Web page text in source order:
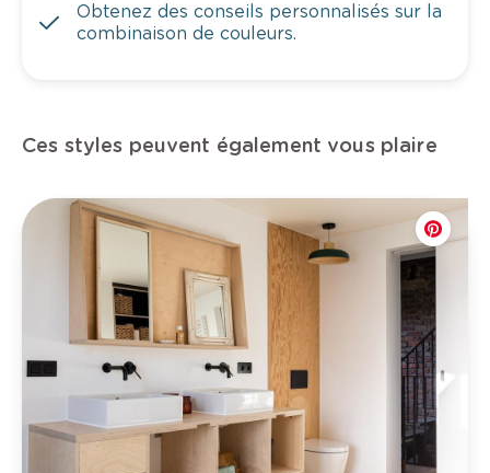
Obtenez des conseils personnalisés sur la
combinaison de couleurs.
Ces styles peuvent également vous plaire